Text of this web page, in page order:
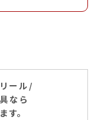
ール/
なら
す。